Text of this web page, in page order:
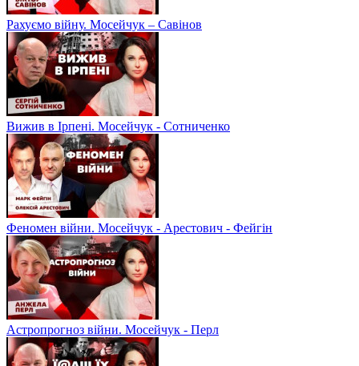
Рахуємо війну. Мосейчук – Савінов
Вижив в Ірпені. Мосейчук - Сотниченко
Феномен війни. Мосейчук - Арестович - Фейгін
Астропрогноз війни. Мосейчук - Перл